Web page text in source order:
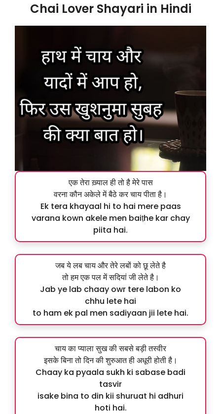
Chai Lover Shayari in Hindi
एक तेरा ख़्याल ही तो है मेरे पास
वरना कौन अकेले में बैठे कर चाय पीता है।
Ek tera khayaal hi to hai mere paas
varana kown akele men baiṭhe kar chay
piita hai.
जब ये लब चाय और तेरे लबों को छू लेते है
तो हम एक पल में सदियां जी लेते है।
Jab ye lab chaay owr tere labon ko
chhu lete hai
to ham ek pal men sadiyaan jii lete hai.
चाय का प्याला सुख की सबसे बड़ी तस्वीर
इसके बिना तो दिन की शुरुआत ही अधूरी होती है।
Chaay ka pyaala sukh ki sabase badi
tasvir
isake bina to din kii shuruat hi adhuri
hoti hai.